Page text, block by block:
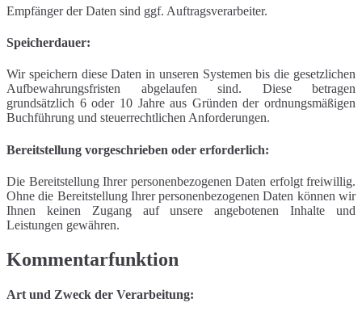
Empfänger der Daten sind ggf. Auftragsverarbeiter.
Speicherdauer:
Wir speichern diese Daten in unseren Systemen bis die gesetzlichen
Aufbewahrungsfristen abgelaufen sind. Diese betragen
grundsätzlich 6 oder 10 Jahre aus Gründen der ordnungsmäßigen
Buchführung und steuerrechtlichen Anforderungen.
Bereitstellung vorgeschrieben oder erforderlich:
Die Bereitstellung Ihrer personenbezogenen Daten erfolgt freiwillig.
Ohne die Bereitstellung Ihrer personenbezogenen Daten können wir
Ihnen keinen Zugang auf unsere angebotenen Inhalte und
Leistungen gewähren.
Kommentarfunktion
Art und Zweck der Verarbeitung: